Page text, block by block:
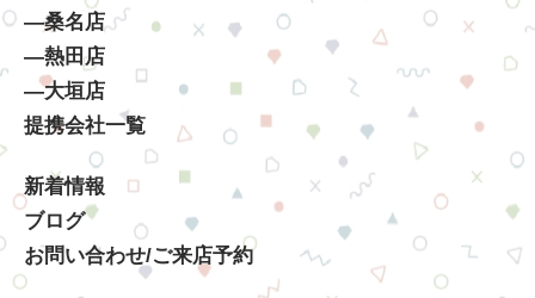
―桑名店
―熱田店
―大垣店
提携会社一覧
新着情報
ブログ
お問い合わせ/ご来店予約